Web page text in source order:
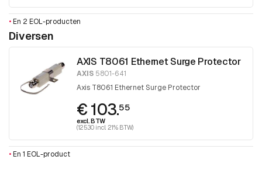
• En 2 EOL-producten
Diversen
AXIS T8061 Ethernet Surge Protector
AXIS 5801-641
Axis T8061 Ethernet Surge Protector
€ 103.55
excl. BTW
(125.30 incl. 21% BTW)
• En 1 EOL-product